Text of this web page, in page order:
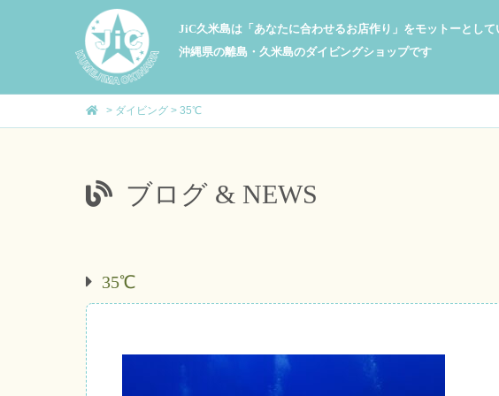
JiC久米島は「あなたに合わせるお店作り」をモットーとして
沖縄県の離島・久米島のダイビングショップです
> ダイビング > 35℃
ブログ & NEWS
35℃